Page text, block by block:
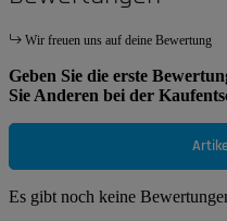
Wir freuen uns auf deine Bewertung
Geben Sie die erste
Sie Anderen bei der
Es gibt noch keine